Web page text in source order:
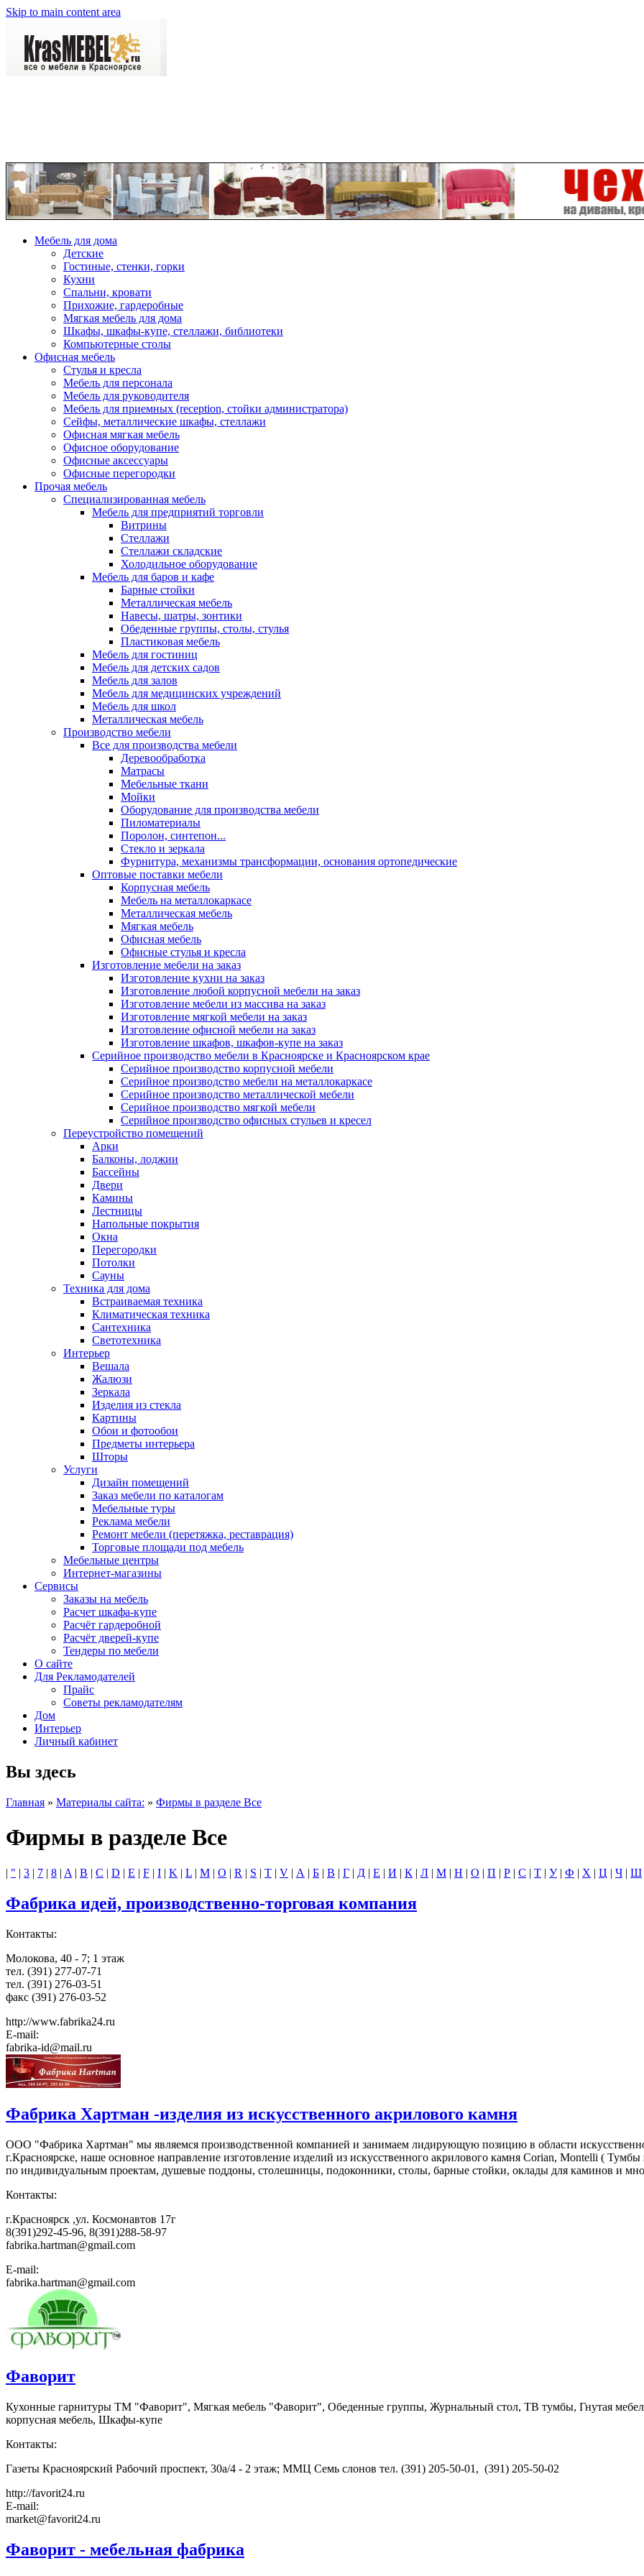
Skip to main content area
Мебель для дома
Детские
Гостиные, стенки, горки
Кухни
Спальни, кровати
Прихожие, гардеробные
Мягкая мебель для дома
Шкафы, шкафы-купе, стеллажи, библиотеки
Компьютерные столы
Офисная мебель
Стулья и кресла
Мебель для персонала
Мебель для руководителя
Мебель для приемных (reception, стойки администратора)
Сейфы, металлические шкафы, стеллажи
Офисная мягкая мебель
Офисное оборудование
Офисные аксессуары
Офисные перегородки
Прочая мебель
Специализированная мебель
Мебель для предприятий торговли
Витрины
Стеллажи
Стеллажи складские
Холодильное оборудование
Мебель для баров и кафе
Барные стойки
Металлическая мебель
Навесы, шатры, зонтики
Обеденные группы, столы, стулья
Пластиковая мебель
Мебель для гостиниц
Мебель для детских садов
Мебель для залов
Мебель для медицинских учреждений
Мебель для школ
Металлическая мебель
Производство мебели
Все для производства мебели
Деревообработка
Матрасы
Мебельные ткани
Мойки
Оборудование для производства мебели
Пиломатериалы
Поролон, синтепон...
Стекло и зеркала
Фурнитура, механизмы трансформации, основания ортопедические
Оптовые поставки мебели
Корпусная мебель
Мебель на металлокаркасе
Металлическая мебель
Мягкая мебель
Офисная мебель
Офисные стулья и кресла
Изготовление мебели на заказ
Изготовление кухни на заказ
Изготовление любой корпусной мебели на заказ
Изготовление мебели из массива на заказ
Изготовление мягкой мебели на заказ
Изготовление офисной мебели на заказ
Изготовление шкафов, шкафов-купе на заказ
Серийное производство мебели в Красноярске и Красноярском крае
Серийное производство корпусной мебели
Серийное производство мебели на металлокаркасе
Серийное производство металлической мебели
Серийное производство мягкой мебели
Серийное производство офисных стульев и кресел
Переустройство помещений
Арки
Балконы, лоджии
Бассейны
Двери
Камины
Лестницы
Напольные покрытия
Окна
Перегородки
Потолки
Сауны
Техника для дома
Встраиваемая техника
Климатическая техника
Сантехника
Светотехника
Интерьер
Вешала
Жалюзи
Зеркала
Изделия из стекла
Картины
Обои и фотообои
Предметы интерьера
Шторы
Услуги
Дизайн помещений
Заказ мебели по каталогам
Мебельные туры
Реклама мебели
Ремонт мебели (перетяжка, реставрация)
Торговые площади под мебель
Мебельные центры
Интернет-магазины
Сервисы
Заказы на мебель
Расчет шкафа-купе
Расчёт гардеробной
Расчёт дверей-купе
Тендеры по мебели
О сайте
Для Рекламодателей
Прайс
Советы рекламодателям
Дом
Интерьер
Личный кабинет
Вы здесь
Главная » Материалы сайта: » Фирмы в разделе Все
Фирмы в разделе Все
| " | 3 | 7 | 8 | A | B | C | D | E | F | I | K | L | M | O | R | S | T | V | А | Б | В | Г | Д | Е | И | К | Л | М | Н | О | П | Р | С | Т | У | Ф | Х | Ц | Ч | Ш
Фабрика идей, производственно-торговая компания
Контакты:
Молокова, 40 - 7; 1 этаж
тел. (391) 277-07-71
тел. (391) 276-03-51
факс (391) 276-03-52
http://www.fabrika24.ru
E-mail:
fabrika-id@mail.ru
Фабрика Хартман -изделия из искусственного акрилового камня
ООО "Фабрика Хартман" мы являемся производственной компанией и занимаем лидирующую позицию в области
г.Красноярске, наше основное направление изготовление изделий из искусственного акрилового камня Corian, Montelli (
по индивидуальным проектам, душевые поддоны, столешницы, подоконники, столы, барные стойки, оклады для каминов и
Контакты:
г.Красноярск ,ул. Космонавтов 17г
8(391)292-45-96, 8(391)288-58-97
fabrika.hartman@gmail.com
E-mail:
fabrika.hartman@gmail.com
Фаворит
Кухонные гарнитуры ТМ "Фаворит", Мягкая мебель "Фаворит", Обеденные группы, Журнальный стол, ТВ тумбы, Гнутая
корпусная мебель, Шкафы-купе
Контакты:
Газеты Красноярский Рабочий проспект, 30а/4 - 2 этаж; ММЦ Семь слонов тел. (391) 205-50-01, (391) 205-50-02
http://favorit24.ru
E-mail:
market@favorit24.ru
Фаворит - мебельная фабрика